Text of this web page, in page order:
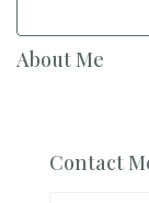
About Me
Contact